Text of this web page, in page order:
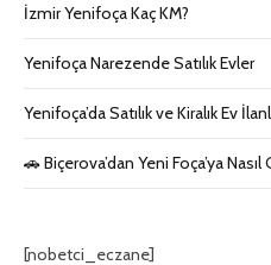
İzmir Yenifoça Kaç KM?
Yenifoça Narezende Satılık Evler
Yenifoça’da Satılık ve Kiralık Ev
🚗 Biçerova’dan Yeni Foça’ya Nasıl
[nobetci_eczane]